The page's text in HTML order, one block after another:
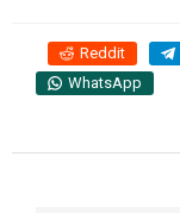
Reddit
WhatsApp